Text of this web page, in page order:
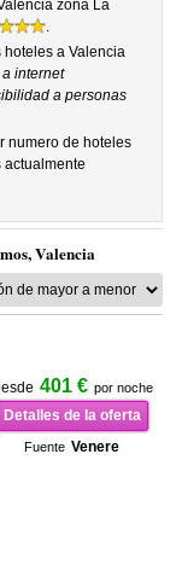
zona La
.
a Valencia
internet
a personas
numero de hoteles
actualmente
Valencia
401 € por noche
Detalles de la oferta
Fuente Venere